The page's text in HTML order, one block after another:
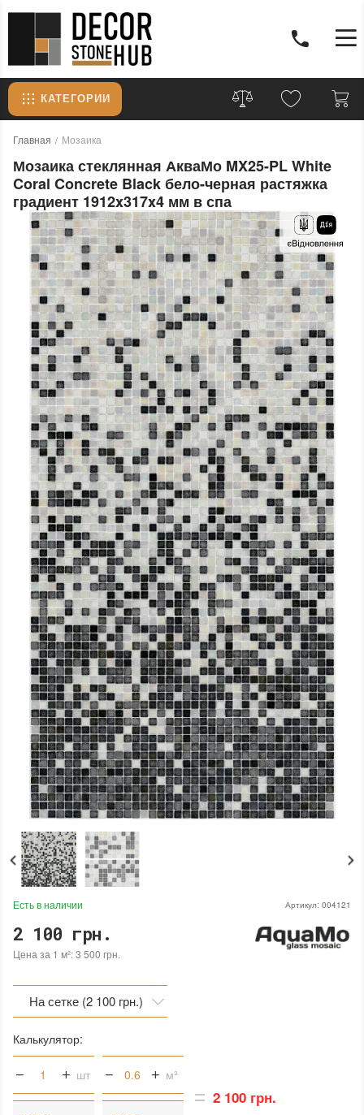
КАТЕГОРИИ
Главная Мозаика
Мозаика стеклянная АкваМо MX25-PL White
Coral Concrete Black бело-черная растяжка
градиент 1912x317x4 мм в спа
Артикул: 004121
Есть в наличии
2 100 грн.
Цена за 1 м²: 3 500 грн.
На сетке (2 100 грн.)
На бумаге (2 100 грн.)
Калькулятор:
шт м²
2 100 грн.